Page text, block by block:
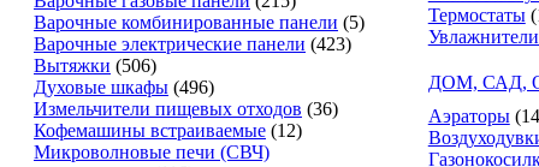
Варочные комбинированные панели (5)
Варочные электрические панели (423)
Вытяжки (506)
Духовые шкафы (496)
Измельчители пищевых отходов (36)
Кофемашины встраиваемые (12)
Микроволновые печи (СВЧ)
Термостаты
ДОМ, САД,
Аэраторы